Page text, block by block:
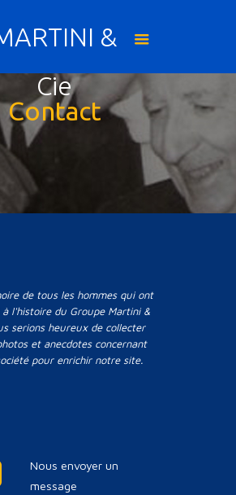
&
Cie
Contact
de tous les hommes qui ont
à l'histoire du Groupe Martini &
serions heureux de collecter
et anecdotes concernant
pour enrichir notre site.
Nous envoyer un
message